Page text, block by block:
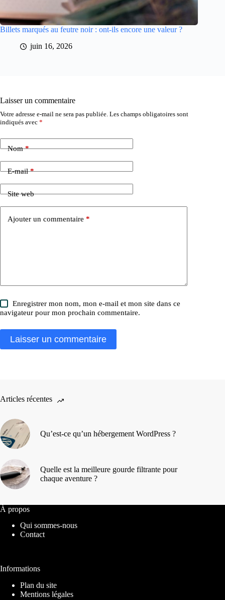
Billets marqués au feutre noir : ont-ils encore une valeur ?
juin 16, 2026
Laisser un commentaire
Votre adresse e-mail ne sera pas publiée. Les champs obligatoires sont
indiqués avec *
Nom*
E-mail*
Site web
Ajouter un commentaire *
Enregistrer mon nom, mon e-mail et mon site dans ce
navigateur pour mon prochain commentaire.
Laisser un commentaire
Articles récentes
Qu’est-ce qu’un hébergement WordPress ?
Quelle est la meilleure gourde filtrante pour
chaque aventure ?
À propos
Qui sommes-nous
Contact
Informations
Plan du site
Mentions légales